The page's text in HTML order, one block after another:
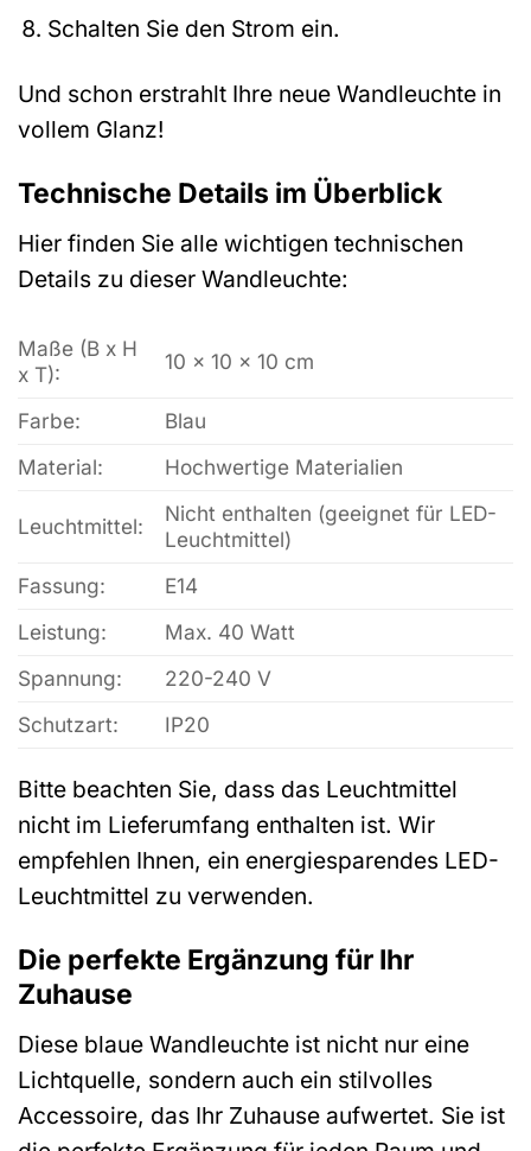
Schalten Sie den Strom ein.
Und schon erstrahlt Ihre neue Wandleuchte in
vollem Glanz!
Technische Details im Überblick
Hier finden Sie alle wichtigen technischen
Details zu dieser Wandleuchte:
Maße (B x H
x T):
10 x 10 x 10 cm
Farbe:
Blau
Material:
Hochwertige Materialien
Leuchtmittel:
Nicht enthalten (geeignet für LED-
Leuchtmittel)
Fassung:
E14
Leistung:
Max. 40 Watt
Spannung:
220-240 V
Schutzart:
IP20
Bitte beachten Sie, dass das Leuchtmittel
nicht im Lieferumfang enthalten ist. Wir
empfehlen Ihnen, ein energiesparendes LED-
Leuchtmittel zu verwenden.
Die perfekte Ergänzung für Ihr
Zuhause
Diese blaue Wandleuchte ist nicht nur eine
Lichtquelle, sondern auch ein stilvolles
Accessoire, das Ihr Zuhause aufwertet. Sie ist